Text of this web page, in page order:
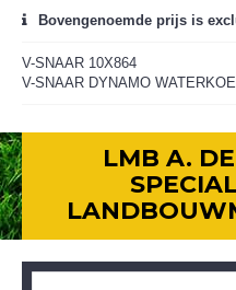
Bovengenoemde prijs is
V-SNAAR 10X864
V-SNAAR DYNAMO
LMB A.